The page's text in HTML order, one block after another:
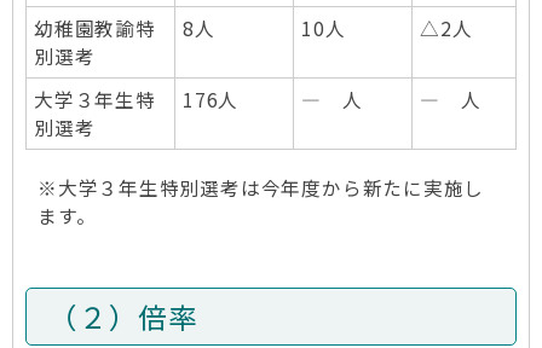
幼稚園教諭特
別選考
8人 10人 △2人
大学３年生特
別選考
176人 ― 人 ― 人
※大学３年生特別選考は今年度から新たに実施し
ます。
（２）倍率